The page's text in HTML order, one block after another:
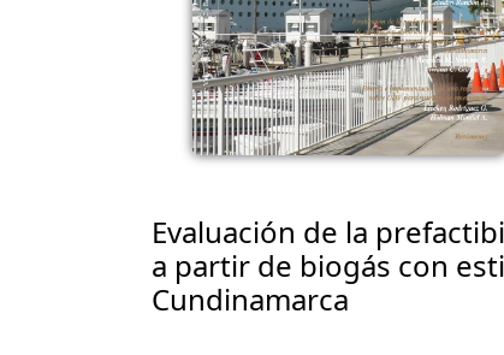
Evaluación de la
a partir de biogás con
Cundinamarca